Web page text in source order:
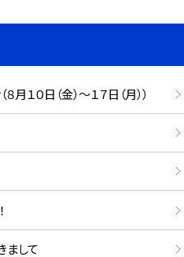
１０日（金）～１７日（月））
まして